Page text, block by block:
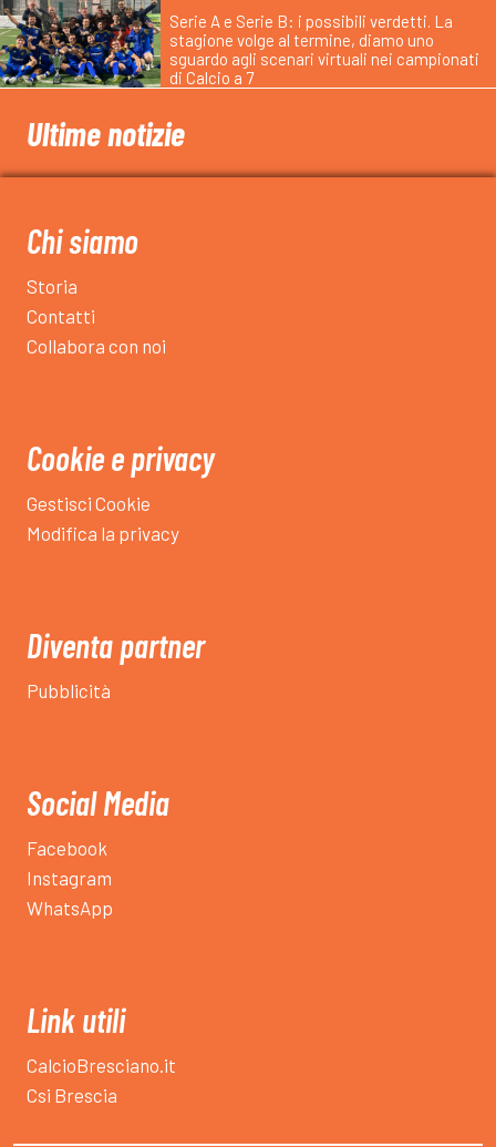
Serie A e Serie B: i possibili verdetti. La
stagione volge al termine, diamo uno
sguardo agli scenari virtuali nei campionati
di Calcio a 7
Ultime notizie
Chi siamo
Storia
Contatti
Collabora con noi
Cookie e privacy
Gestisci Cookie
Modifica la privacy
Diventa partner
Pubblicità
Social Media
Facebook
Instagram
WhatsApp
Link utili
CalcioBresciano.it
Csi Brescia